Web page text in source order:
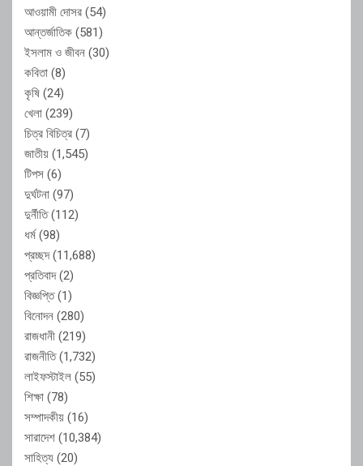
আওয়ামী দোসর (54)
আন্তর্জাতিক (581)
ইসলাম ও জীবন (30)
কবিতা (8)
কৃষি (24)
খেলা (239)
চিত্র বিচিত্র (7)
জাতীয় (1,545)
টিপস (6)
দুর্ঘটনা (97)
দুর্নীতি(112)
ধর্ম(98)
প্রচ্ছদ(11,688)
প্রতিবাদ(2)
বিজ্ঞপ্তি(1)
বিনোদন (280)
রাজধানী (219)
রাজনীতি(1,732)
লাইফস্টাইল (55)
শিক্ষা (78)
সম্পাদকীয় (16)
সারাদেশ (10,384)
সাহিত্য (20)